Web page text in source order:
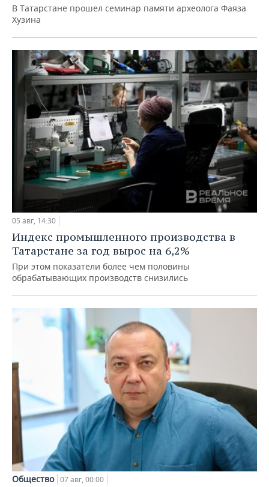
В Татарстане прошел семинар памяти археолога Фаяза
Хузина
05 авг, 14:30
Индекс промышленного производства в
Татарстане за год вырос на 6,2%
При этом показатели более чем половины
обрабатывающих производств снизились
Общество 07 авг, 00:00